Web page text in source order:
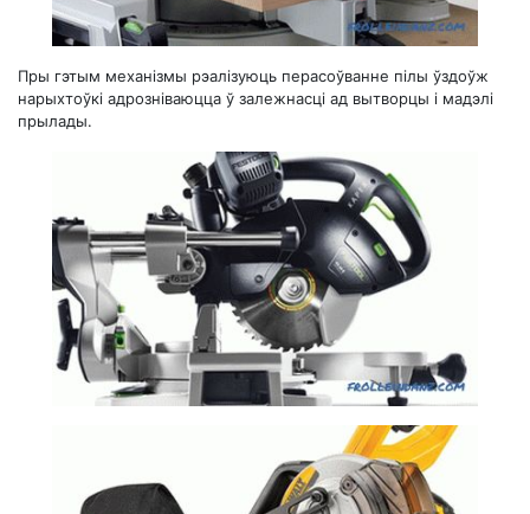
Пры гэтым механізмы рэалізуюць перасоўванне пілы ўздоўж
нарыхтоўкі адрозніваюцца ў залежнасці ад вытворцы і мадэлі
прылады.